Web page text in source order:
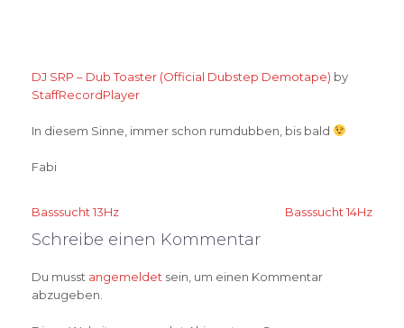
DJ SRP – Dub Toaster (Official Dubstep Demotape) by
StaffRecordPlayer
In diesem Sinne, immer schon rumdubben, bis bald
Fabi
Beitragsnavigation
Basssucht 13Hz Basssucht 14Hz
Schreibe einen Kommentar
Du musst angemeldet sein, um einen Kommentar
abzugeben.